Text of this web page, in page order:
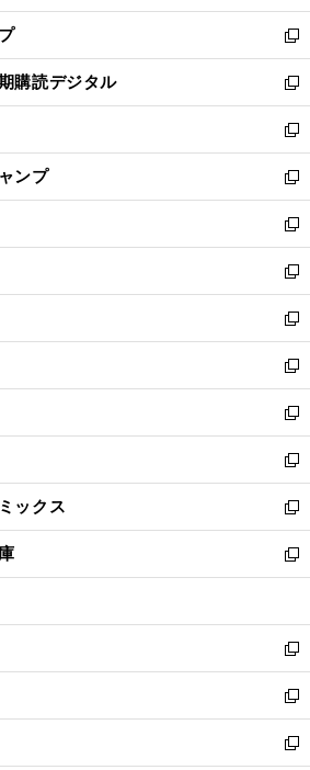
開
く
ウ
で
開
く
ン
ド
ウ
で
開
く
ウ
ィ
ン
ド
ウ
で
開
く
新
し
い
ウ
ィ
ン
ド
ウ
で
開
く
購読デジタル
新
し
い
ウ
ィ
ン
ド
ウ
で
開
く
新
し
い
ウ
ィ
ン
ド
ウ
で
開
く
ンプ
新
し
い
ウ
ィ
ン
ド
ウ
で
開
く
新
し
い
ウ
ィ
ン
ド
ウ
で
開
く
新
し
い
ウ
ィ
ン
ド
ウ
で
開
く
新
し
い
ウ
ィ
ン
ド
ウ
で
開
く
新
し
い
ウ
ィ
ン
ド
ウ
で
開
新
し
い
ウ
ィ
ン
ド
ウ
開
く
新
し
い
ウ
ィ
ン
ウ
で
開
く
ックス
新
し
い
ウ
ン
ド
ウ
で
開
く
新
し
ウ
ィ
ン
ド
ウ
で
開
新
し
い
ウ
ィ
新
し
い
新